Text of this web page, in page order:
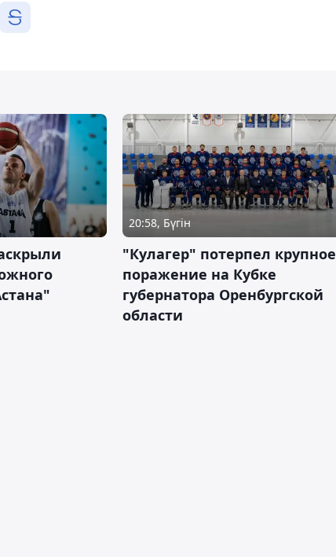
20:58, Бүгін
"Кулагер" потерпел крупное
поражение на Кубке
губернатора Оренбургской
области